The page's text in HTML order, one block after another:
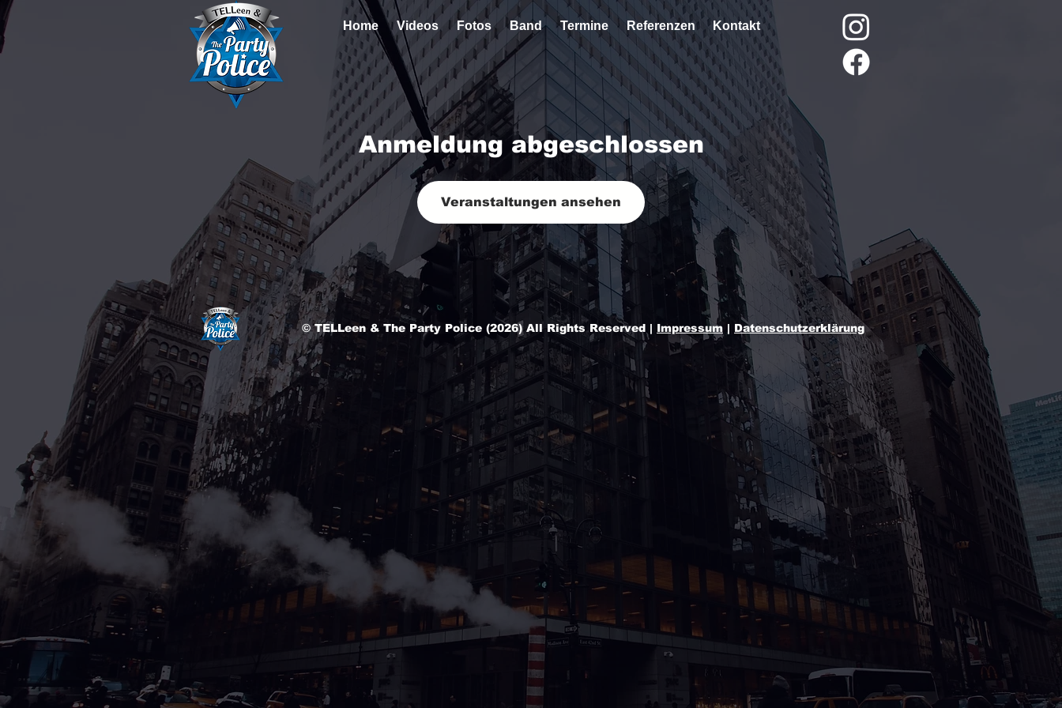
Home Videos Fotos Band Termine Referenzen Kontakt
Anmeldung abgeschlossen
Veranstaltungen ansehen
© TELLeen & The Party Police (2026) All Rights Reserved | Impressum | Datenschutzerklärung